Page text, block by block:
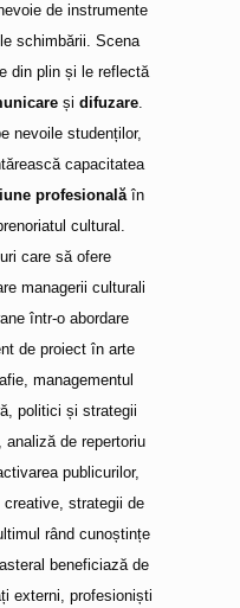
de instrumente
schimbării. Scena
din plin și le reflectă
și difuzare.
nevoile studenților,
capacitatea
profesionalăîn
cultural.
care să ofere
managerii culturali
într-o abordare
de proiect în arte
managementul
politici și strategii
de repertoriu
publicurilor,
strategii de
rând cunoștințe
beneficiază de
externi, profesioniști